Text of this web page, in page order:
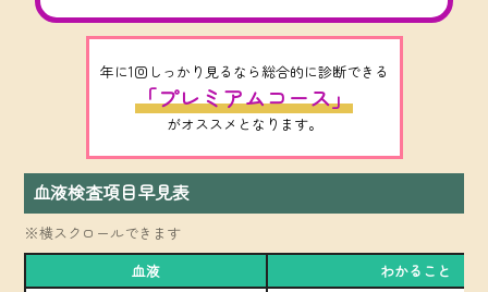
年に1回しっかり見るなら総合的に診断できる
「プレミアムコース」
がオススメとなります。
血液検査項目早見表
※横スクロールできます
血液
わかること